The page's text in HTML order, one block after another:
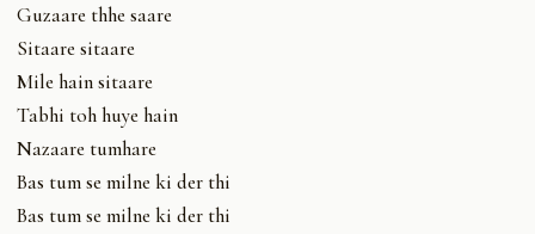
Guzaare thhe saare
Sitaare sitaare
Mile hain sitaare
Tabhi toh huye hain
Nazaare tumhare
Bas tum se milne ki der thi
Bas tum se milne ki der thi